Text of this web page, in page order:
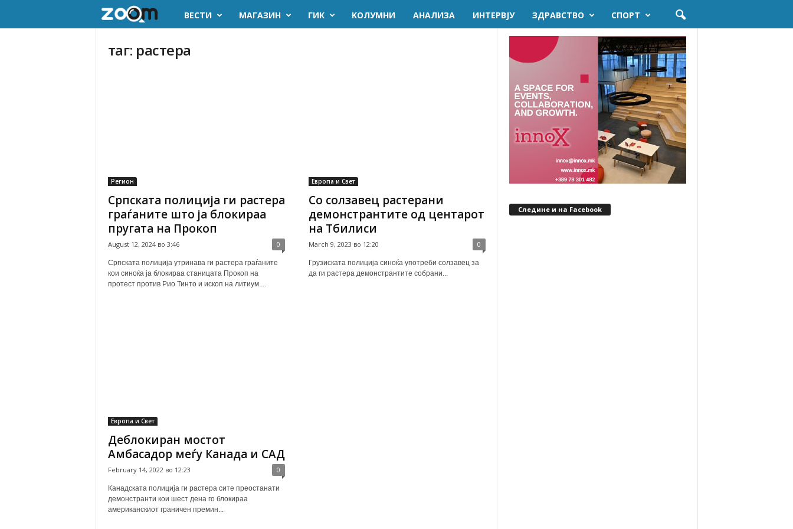
ВЕСТИ МАГАЗИН ГИК KОЛУМНИ AНАЛИЗА ИНТЕРВЈУ ЗДРАВСТВО СПОРТ
таг: растера
Регион
Српската полиција ги растера
граѓаните што ја блокираа
пругата на Прокоп
August 12, 2024 во 3:46 0
Српската полиција утринава ги растера граѓаните
кои синоќа ја блокираа станицата Прокоп на
протест против Рио Тинто и ископ на литиум....
Европа и Свет
Со солзавец растерани
демонстрантите од центарот
на Тбилиси
March 9, 2023 во 12:20 0
Грузиската полиција синоќа употреби солзавец за
да ги растера демонстрантите собрани...
Европа и Свет
Деблокиран мостот
Амбасадор меѓу Канада и САД
February 14, 2022 во 12:23 0
Канадската полиција ги растера сите преостанати
демонстранти кои шест дена го блокираа
американскиот граничен премин...
Следине и на Facebook